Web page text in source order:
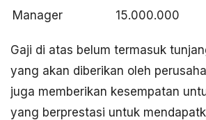
Manager
15.000.000
Gaji di atas belum termasuk
yang akan diberikan oleh
juga memberikan kesempatan
yang berprestasi untuk